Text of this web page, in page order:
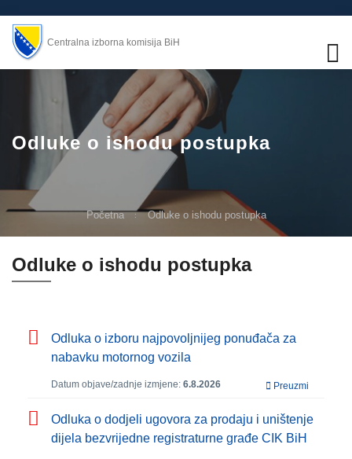
Centralna izborna komisija BiH
Odluke o ishodu postupka
Početna Odluke o ishodu postupka
Odluke o ishodu postupka
Odluka o izboru najpovoljnijeg ponuđača za
nabavku motornog vozila
Datum objave/zadnje izmjene: 6.8.2026 Preuzmi
Odluka o dodjeli ugovora za prodaju i uništenje
dijela bezvrijedne registraturne građe CIK BiH